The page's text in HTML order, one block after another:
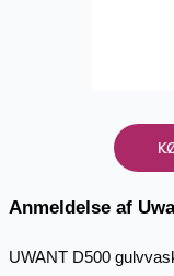
Anmeldelse af
UWANT D500